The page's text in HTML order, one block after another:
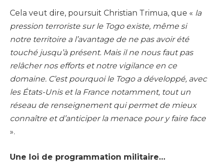
Cela veut dire, poursuit Christian Trimua, que « la
pression terroriste sur le Togo existe, même si
notre territoire a l’avantage de ne pas avoir été
touché jusqu’à présent. Mais il ne nous faut pas
relâcher nos efforts et notre vigilance en ce
domaine. C’est pourquoi le Togo a développé, avec
les États-Unis et la France notamment, tout un
réseau de renseignement qui permet de mieux
connaître et d’anticiper la menace pour y faire face
».
Une loi de programmation militaire…